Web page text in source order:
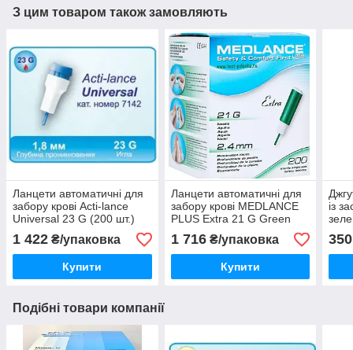
З цим товаром також замовляють
Ланцети автоматичні для
забору крові Acti-lance
Universal 23 G (200 шт.)
1 422 ₴/упаковка
Купити
Ланцети автоматичні для
забору крові MEDLANCE
PLUS Extra 21 G Green
(200 шт.)
1 716₴/упаковка
Купити
із
350
Подібні товари компанії